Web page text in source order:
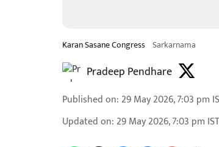
Karan Sasane Congress Sarkarnama
Pradeep Pendhare
Published on: 29 May 2026, 7:03 pm
Updated on: 29 May 2026, 7:03 pm IST